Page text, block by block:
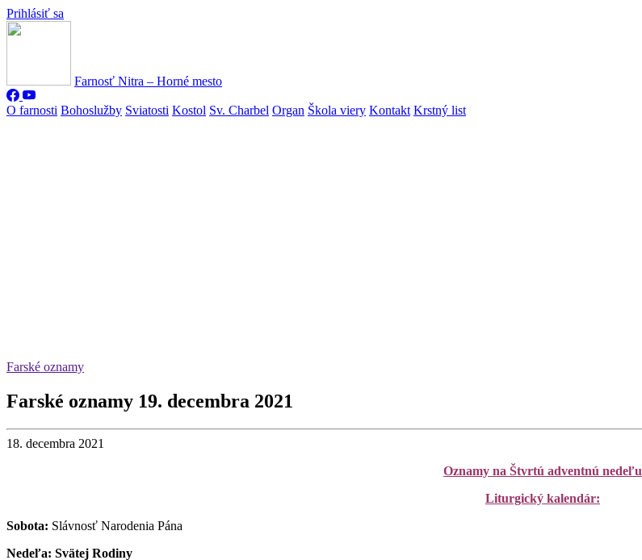
Prihlásiť sa
Farnosť Nitra – Horné mesto
O farnosti Bohoslužby Sviatosti Kostol Sv. Charbel Organ Škola viery Kontakt Krstný list
Farské oznamy
Farské oznamy 19. decembra 2021
18. decembra 2021
Oznamy na Štvrtú adventnú nedeľu
Liturgický kalendár:
Sobota: Slávnosť Narodenia Pána
Nedeľa: Svätej Rodiny